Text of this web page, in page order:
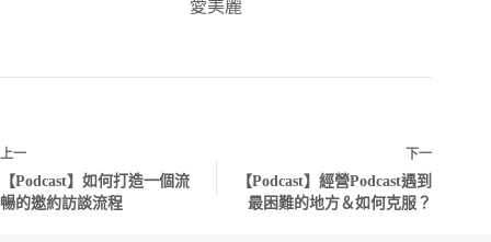
愛美麗
上一
【Podcast】如何打造一個流
暢的邀約訪談流程
下一
【Podcast】經營Podcast遇到
最困難的地方＆如何克服？